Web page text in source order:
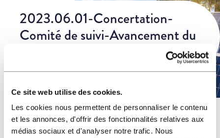
Ce site web utilise des cookies.
Les cookies nous permettent de personnaliser le contenu
et les annonces, d'offrir des fonctionnalités relatives aux
médias sociaux et d'analyser notre trafic. Nous
2023.06.01-Concertation-
Comité de suivi-Avancement du
Home»Les
actualités
»2023.06.01-Concertation-Comité de suivi-Avancement
du projet